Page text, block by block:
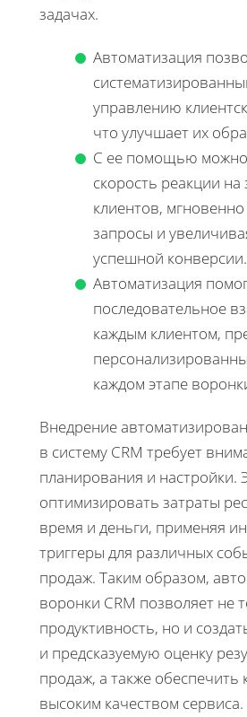
задачах.
Автоматизация
управлению
что улучшает их
С ее помощью можно
скорость реакции на
клиентов,
запросы и
успешной конверсии.
Автоматизация
последовательное
каждым клиентом,
каждом этапе
Внедрение
в систему CRM требует
планирования и настройки.
оптимизировать затраты
время и деньги, применяя
триггеры для различных
продаж. Таким образом,
воронки CRM позволяет не
продуктивность, но и
и предсказуемую оценку
продаж, а также обеспечить
высоким качеством сервиса.